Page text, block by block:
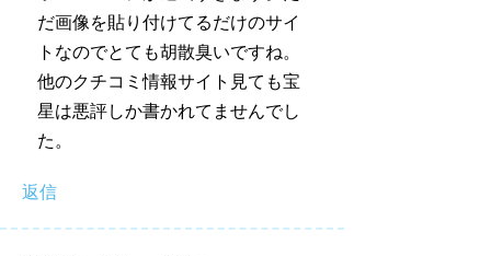
だ画像を貼り付けてるだけのサイ
トなのでとても胡散臭いですね。
他のクチコミ情報サイト見ても宝
星は悪評しか書かれてませんでし
た。
返信